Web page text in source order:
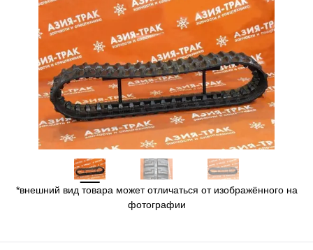
*внешний вид товара может отличаться от изображённого на
фотографии